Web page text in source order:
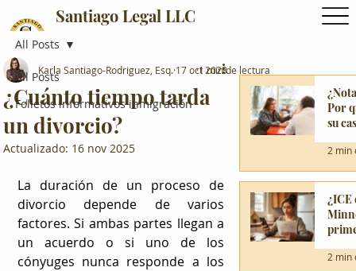
Santiago Legal LLC
All Posts
Folletos informativos inmigración
All Posts
¿Cuánto tiempo tarda
un divorcio?
Karla Santiago-Rodriguez, Esq.17 oct 2023
1 min de lectura
Actualizado: 16 nov 2025
La duración de un proceso de
divorcio depende de varios
factores. Si ambas partes llegan a
un acuerdo o si uno de los
cónyuges nunca responde a los
Por
su
2 min
¿ICE
2 min